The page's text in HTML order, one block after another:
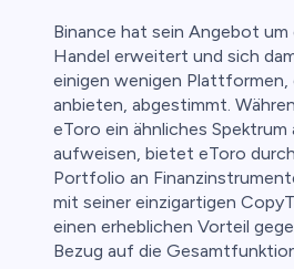
Binance hat sein Angebot um
Handel erweitert und sich
einigen wenigen Plattformen,
anbieten, abgestimmt.
eToro ein ähnliches Spektrum
aufweisen, bietet eToro
Portfolio an
mit seiner einzigartigen
einen erheblichen Vorteil
Bezug auf die